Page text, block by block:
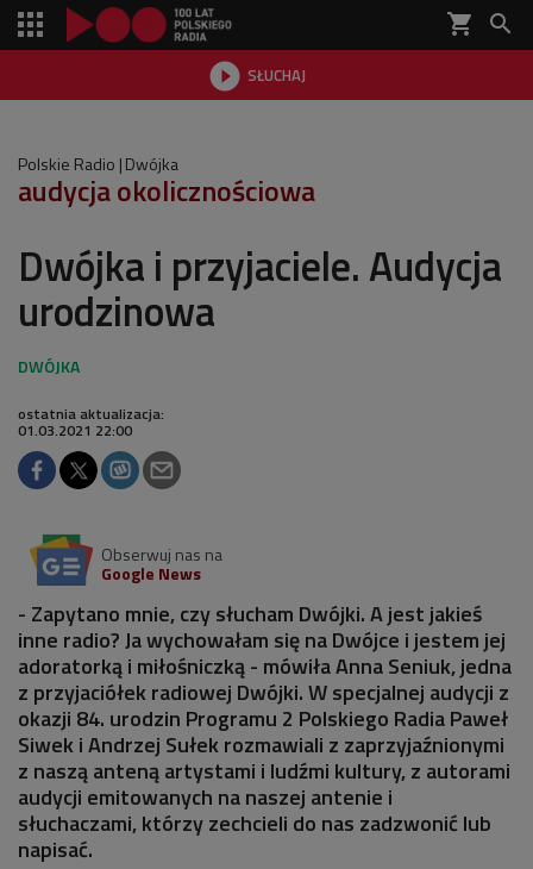
shopping_cart 
 SŁUCHAJ

Polskie Radio Dwójka
audycja okolicznościowa
Dwójka i przyjaciele. Audycja
urodzinowa
ostatnia aktualizacja:
01.03.2021 22:00
Obserwuj nas na
Google News
- Zapytano mnie, czy słucham Dwójki. A jest jakieś
inne radio? Ja wychowałam się na Dwójce i jestem jej
adoratorką i miłośniczką - mówiła Anna Seniuk, jedna
z przyjaciółek radiowej Dwójki. W specjalnej audycji z
okazji 84. urodzin Programu 2 Polskiego Radia Paweł
Siwek i Andrzej Sułek rozmawiali z zaprzyjaźnionymi
z naszą anteną artystami i ludźmi kultury, z autorami
audycji emitowanych na naszej antenie i
słuchaczami, którzy zechcieli do nas zadzwonić lub
napisać.